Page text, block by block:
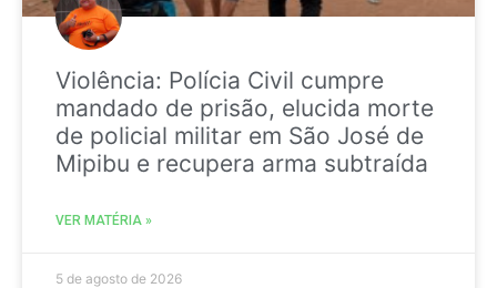
Violência: Polícia Civil cumpre
mandado de prisão, elucida morte
de policial militar em São José de
Mipibu e recupera arma subtraída
VER MATÉRIA »
5 de agosto de 2026